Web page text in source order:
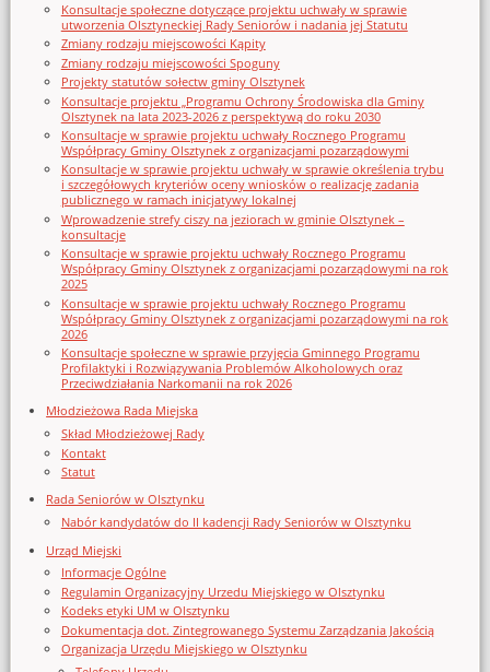
Konsultacje społeczne dotyczące projektu uchwały w sprawie
utworzenia Olsztyneckiej Rady Seniorów i nadania jej Statutu
Zmiany rodzaju miejscowości Kąpity
Zmiany rodzaju miejscowości Spoguny
Projekty statutów sołectw gminy Olsztynek
Konsultacje projektu „Programu Ochrony Środowiska dla Gminy
Olsztynek na lata 2023-2026 z perspektywą do roku 2030
Konsultacje w sprawie projektu uchwały Rocznego Programu
Współpracy Gminy Olsztynek z organizacjami pozarządowymi
Konsultacje w sprawie projektu uchwały w sprawie określenia trybu
i szczegółowych kryteriów oceny wniosków o realizację zadania
publicznego w ramach inicjatywy lokalnej
Wprowadzenie strefy ciszy na jeziorach w gminie Olsztynek –
konsultacje
Konsultacje w sprawie projektu uchwały Rocznego Programu
Współpracy Gminy Olsztynek z organizacjami pozarządowymi na rok
2025
Konsultacje w sprawie projektu uchwały Rocznego Programu
Współpracy Gminy Olsztynek z organizacjami pozarządowymi na rok
2026
Konsultacje społeczne w sprawie przyjęcia Gminnego Programu
Profilaktyki i Rozwiązywania Problemów Alkoholowych oraz
Przeciwdziałania Narkomanii na rok 2026
Młodzieżowa Rada Miejska
Skład Młodzieżowej Rady
Kontakt
Statut
Rada Seniorów w Olsztynku
Nabór kandydatów do II kadencji Rady Seniorów w Olsztynku
Urząd Miejski
Informacje Ogólne
Regulamin Organizacyjny Urzedu Miejskiego w Olsztynku
Kodeks etyki UM w Olsztynku
Dokumentacja dot. Zintegrowanego Systemu Zarządzania Jakością
Organizacja Urzędu Miejskiego w Olsztynku